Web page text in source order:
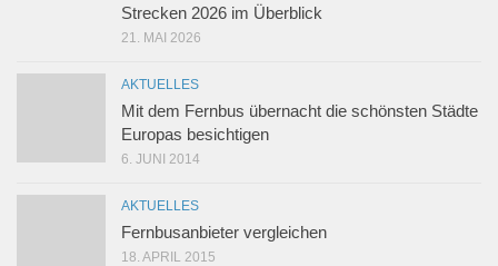
Strecken 2026 im Überblick
21. MAI 2026
AKTUELLES
Mit dem Fernbus übernacht die schönsten Städte
Europas besichtigen
6. JUNI 2014
AKTUELLES
Fernbusanbieter vergleichen
18. APRIL 2015